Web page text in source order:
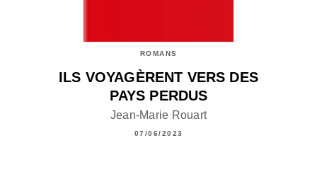
ROMANS
ILS VOYAGÈRENT VERS DES
PAYS PERDUS
Jean-Marie Rouart
07/06/2023